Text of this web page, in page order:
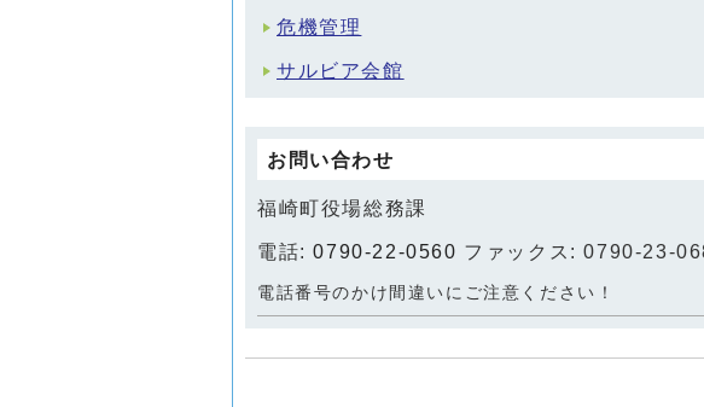
危機管理
サルビア会館
お問い合わせ
福崎町役場総務課
電話:0790-22-0560 ファックス: 0790-23-
電話番号のかけ間違いにご注意ください！